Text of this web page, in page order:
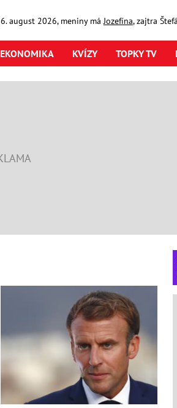
6. august2026, meniny má Jozefína, zajtra
EKONOMIKA KVÍZY TOPKY TV